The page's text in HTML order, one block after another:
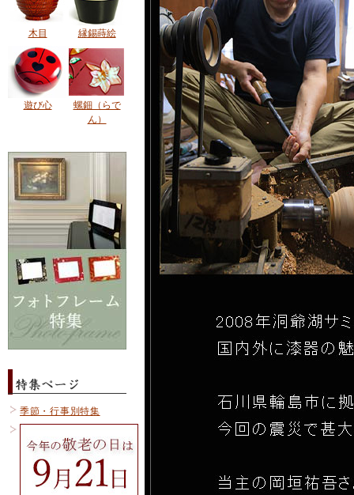
木目 縁錫蒔絵
遊び心
螺鈿（らで
ん）
季節・行事別特集